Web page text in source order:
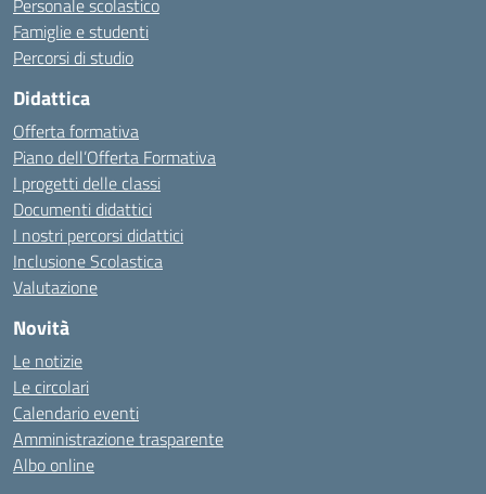
Famiglie e studenti
Percorsi di studio
Didattica
Offerta formativa
Piano dell’Offerta Formativa
I progetti delle classi
Documenti didattici
I nostri percorsi didattici
Inclusione Scolastica
Valutazione
Novità
Le notizie
Le circolari
Calendario eventi
Amministrazione trasparente
Albo online